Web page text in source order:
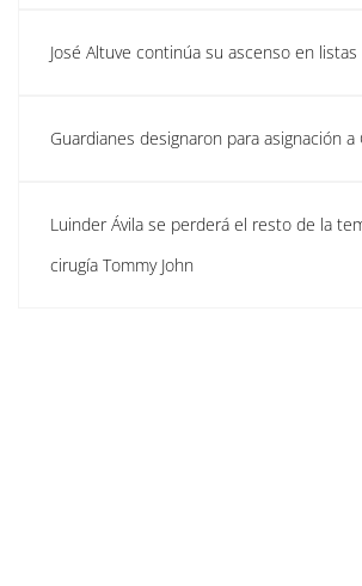
José Altuve continúa su ascenso en
Guardianes designaron para asignación a
Luinder Ávila se perderá el resto de la
cirugía Tommy John